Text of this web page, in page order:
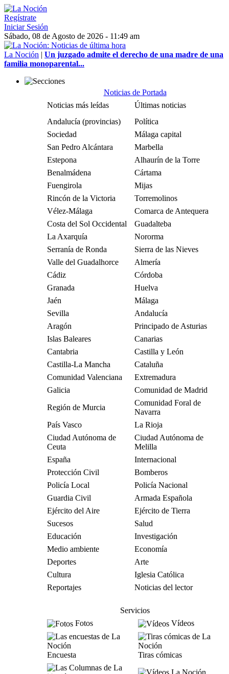
Regístrate
Iniciar Sesión
Sábado, 08 de Agosto de 2026 - 11:49 am
La Noción | Un juzgado admite el derecho de una madre de una
familia monoparental...
Noticias de Portada
Noticias más leídas
Últimas noticias
Andalucía (provincias)
Política
Sociedad
Málaga capital
San Pedro Alcántara
Marbella
Estepona
Alhaurín de la Torre
Benalmádena
Cártama
Fuengirola
Mijas
Rincón de la Victoria
Torremolinos
Vélez-Málaga
Comarca de Antequera
Costa del Sol Occidental
Guadalteba
La Axarquía
Nororma
Serranía de Ronda
Sierra de las Nieves
Valle del Guadalhorce
Almería
Cádiz
Córdoba
Granada
Huelva
Jaén
Málaga
Sevilla
Andalucía
Aragón
Principado de Asturias
Islas Baleares
Canarias
Cantabria
Castilla y León
Castilla-La Mancha
Cataluña
Comunidad Valenciana
Extremadura
Galicia
Comunidad de Madrid
Región de Murcia
Comunidad Foral de
Navarra
País Vasco
La Rioja
Ciudad Autónoma de
Ceuta
Ciudad Autónoma de
Melilla
España
Internacional
Protección Civil
Bomberos
Policía Local
Policía Nacional
Guardia Civil
Armada Española
Ejército del Aire
Ejército de Tierra
Sucesos
Salud
Educación
Investigación
Medio ambiente
Economía
Deportes
Arte
Cultura
Iglesia Católica
Reportajes
Noticias del lector
Servicios
Fotos
Vídeos
Encuesta Tiras cómicas